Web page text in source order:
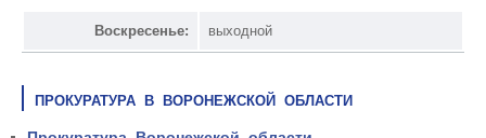
Воскресенье: выходной
ПРОКУРАТУРА В ВОРОНЕЖСКОЙ ОБЛАСТИ